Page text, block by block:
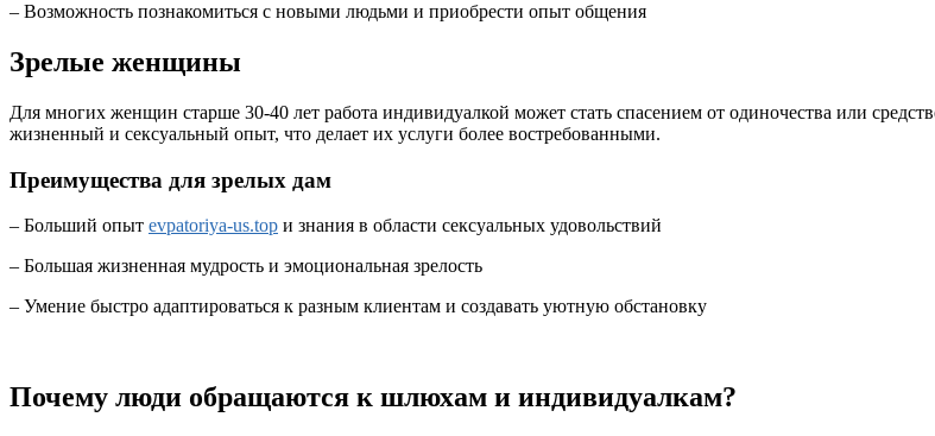
– Возможность познакомиться с новыми людьми и приобрести опыт общения
Зрелые женщины
Для многих женщин старше 30-40 лет работа индивидуалкой может стать спасением от одиночества или
жизненный и сексуальный опыт, что делает их услуги более востребованными.
Преимущества для зрелых дам
– Больший опыт evpatoriya-us.top и знания в области сексуальных удовольствий
– Большая жизненная мудрость и эмоциональная зрелость
– Умение быстро адаптироваться к разным клиентам и создавать уютную обстановку
Почему люди обращаются к шлюхам и индивидуалкам?